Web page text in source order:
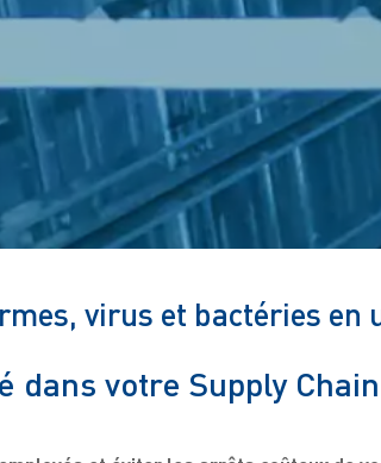
virus et bactéries en
votre Supply Chain